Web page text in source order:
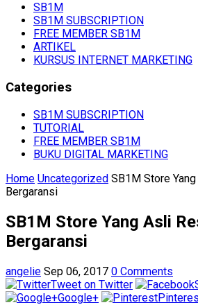
SB1M
SB1M SUBSCRIPTION
FREE MEMBER SB1M
ARTIKEL
KURSUS INTERNET MARKETING
Categories
SB1M SUBSCRIPTION
TUTORIAL
FREE MEMBER SB1M
BUKU DIGITAL MARKETING
Home Uncategorized SB1M Store
Bergaransi
SB1M Store Yang Asli
Bergaransi
angelie Sep 06, 2017 0 Comments
Tweet on Twitter
Google+